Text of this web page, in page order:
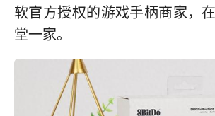
软官方授权的游戏手柄商家，
堂一家。